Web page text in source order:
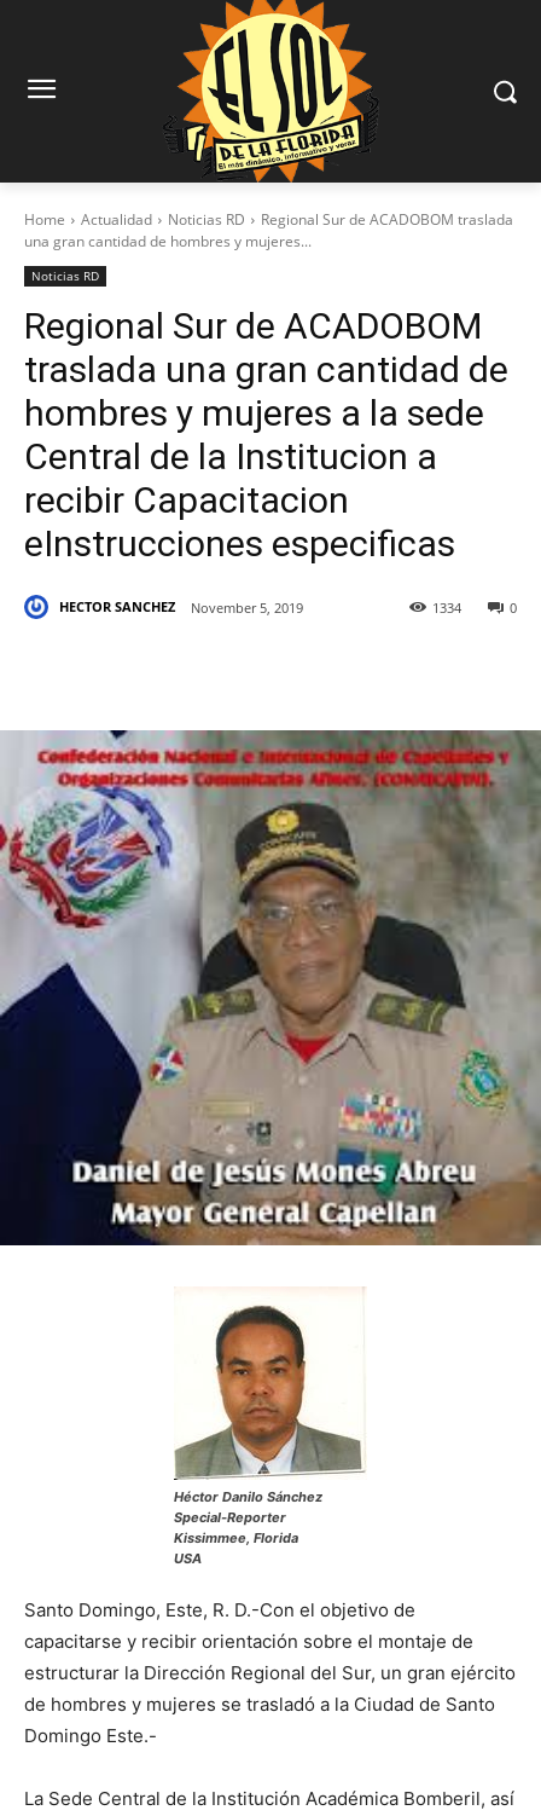
Home Actualidad Noticias RD
Regional Sur de ACADOBOM traslada
una gran cantidad de hombres y mujeres...
Noticias RD
Regional Sur de ACADOBOM
traslada una gran cantidad de
hombres y mujeres a la sede
Central de la Institucion a
recibir Capacitacion
eInstrucciones especificas
HECTOR SANCHEZ November 5, 2019 0
1334
Héctor Danilo Sánchez
Special-Reporter
Kissimmee, Florida
USA
Santo Domingo, Este, R. D.-Con el objetivo de
capacitarse y recibir orientación sobre el montaje de
estructurar la Dirección Regional del Sur, un gran ejército
de hombres y mujeres se trasladó a la Ciudad de Santo
Domingo Este.-
La Sede Central de la Institución Académica Bomberil, así